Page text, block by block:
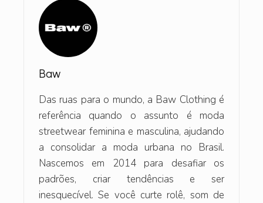
Baw
Das ruas para o mundo, a Baw Clothing é
referência quando o assunto é moda
streetwear feminina e masculina, ajudando
a consolidar a moda urbana no Brasil.
Nascemos em 2014 para desafiar os
padrões, criar tendências e ser
inesquecível. Se você curte rolê, som de